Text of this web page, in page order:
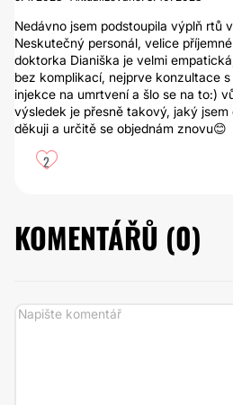
Nedávno jsem podstoupila výplň rtů
Neskutečný personál, velice
doktorka Dianiška je velmi
bez komplikací, nejprve konzultace
injekce na umrtvení a šlo se na to:)
výsledek je přesně takový, jaký
děkuji a určitě se objednám znovu😊
2
KOMENTÁŘŮ (0)